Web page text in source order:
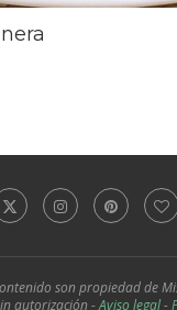
son propiedad de
autorización -Aviso legal-